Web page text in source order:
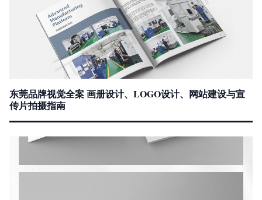
东莞品牌视觉全案 画册设计、LOGO设计、网站建设与宣
传片拍摄指南